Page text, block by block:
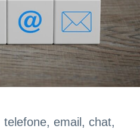
email, chat,